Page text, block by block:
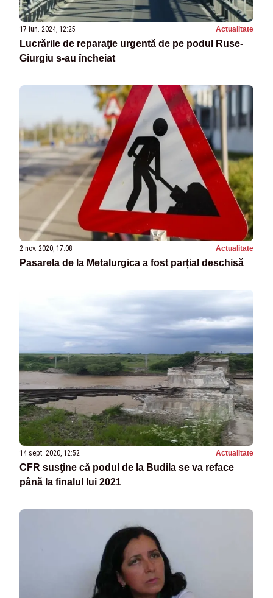
17 iun. 2024, 12:25 Actualitate
Lucrările de reparaţie urgentă de pe podul Ruse-
Giurgiu s-au încheiat
2 nov. 2020, 17:08 Actualitate
Pasarela de la Metalurgica a fost parțial deschisă
14 sept. 2020, 12:52 Actualitate
CFR susţine că podul de la Budila se va reface
până la finalul lui 2021